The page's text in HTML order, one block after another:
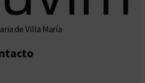
de Villa María